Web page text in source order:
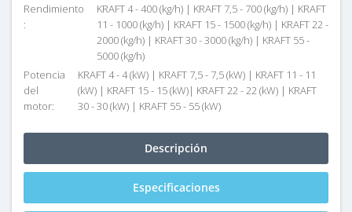
Rendimiento
:
KRAFT 4 - 400 (kg/h) | KRAFT 7,5 - 700 (kg/h) | KRAFT
11 - 1000 (kg/h) | KRAFT 15 - 1500 (kg/h) | KRAFT 22 -
2000 (kg/h) | KRAFT 30 - 3000 (kg/h) | KRAFT 55 -
5000 (kg/h)
Potencia
del
motor:
KRAFT 4 - 4 (kW) | KRAFT 7,5 - 7,5 (kW) | KRAFT 11 - 11
(kW) | KRAFT 15 - 15 (kW)| KRAFT 22 - 22 (kW) | KRAFT
30 - 30 (kW) | KRAFT 55 - 55 (kW)
Descripción
Especificaciones